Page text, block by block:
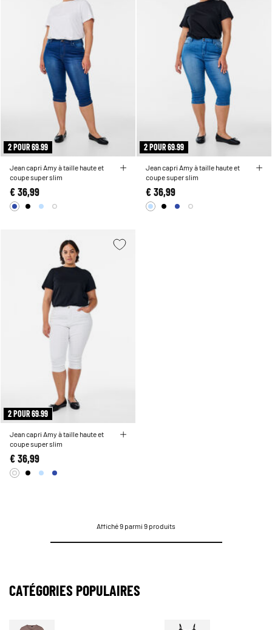
2 POUR 69.99
Jean capri Amy à taille haute et
coupe super slim
€ 36,99
2 POUR 69.99
Jean capri Amy à taille haute et
coupe super slim
€ 36,99
2 POUR 69.99
Jean capri Amy à taille haute et
coupe super slim
€ 36,99
Affiché 9 parmi 9 produits
CATÉGORIES POPULAIRES